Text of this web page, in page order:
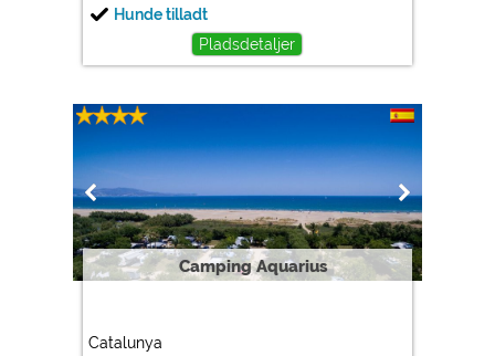
Hunde tilladt
Pladsdetaljer
Camping Aquarius
Catalunya